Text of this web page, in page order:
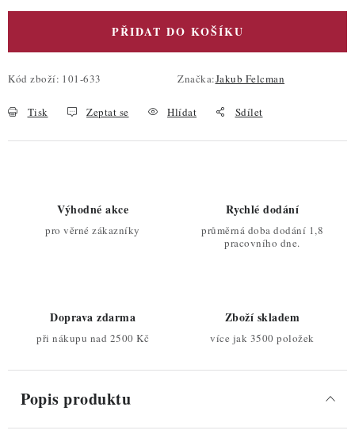
PŘIDAT DO KOŠÍKU
Kód zboží: 101-633 Značka:Jakub Felcman
Tisk Zeptat se Hlídat Sdílet
Výhodné akce
pro věrné zákazníky
Rychlé dodání
průměrná doba dodání 1,8
pracovního dne.
Doprava zdarma
při nákupu nad 2500 Kč
Zboží skladem
více jak 3500 položek
Popis produktu